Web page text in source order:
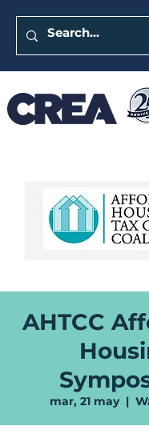
AHTCC
mar, 21 may
  |